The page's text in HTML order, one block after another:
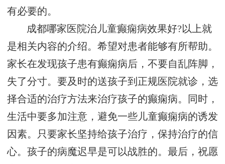
有必要的。
成都哪家医院治儿童癫痫病效果好?以上就
是相关内容的介绍。希望对患者能够有所帮助。
家长在发现孩子患有癫痫病后，不要自乱阵脚，
失了分寸。要及时的送孩子到正规医院就诊，选
择合适的治疗方法来治疗孩子的癫痫病。同时，
生活中要多加注意，避免一些儿童癫痫病的诱发
因素。只要家长坚持给孩子治疗，保持治疗的信
心。孩子的病魔迟早是可以战胜的。最后，祝愿